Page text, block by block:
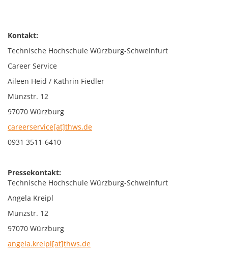
Kontakt:
Technische Hochschule Würzburg-Schweinfurt
Career Service
Aileen Heid / Kathrin Fiedler
Münzstr. 12
97070 Würzburg
careerservice[at]thws.de
0931 3511-6410
Pressekontakt:
Technische Hochschule Würzburg-Schweinfurt
Angela Kreipl
Münzstr. 12
97070 Würzburg
angela.kreipl[at]thws.de